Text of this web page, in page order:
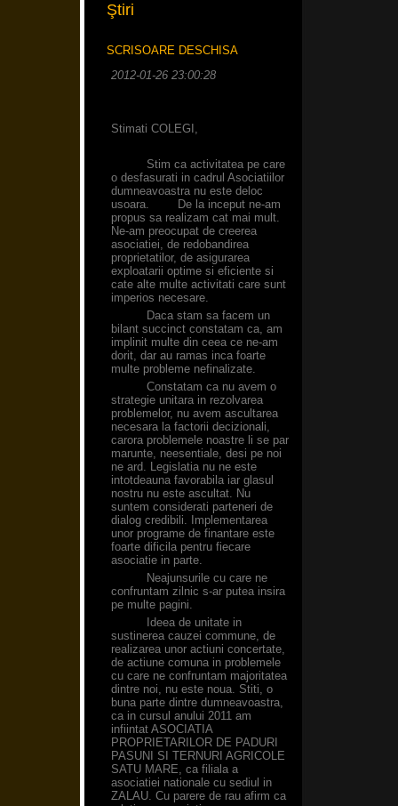
Ştiri
SCRISOARE DESCHISA
2012-01-26 23:00:28
Stimati COLEGI,
Stim ca activitatea pe care
o desfasurati in cadrul Asociatiilor
dumneavoastra nu este deloc
usoara. De la inceput ne-am
propus sa realizam cat mai mult.
Ne-am preocupat de creerea
asociatiei, de redobandirea
proprietatilor, de asigurarea
exploatarii optime si eficiente si
cate alte multe activitati care sunt
imperios necesare.
Daca stam sa facem un
bilant succinct constatam ca, am
implinit multe din ceea ce ne-am
dorit, dar au ramas inca foarte
multe probleme nefinalizate.
Constatam ca nu avem o
strategie unitara in rezolvarea
problemelor, nu avem ascultarea
necesara la factorii decizionali,
carora problemele noastre li se par
marunte, neesentiale, desi pe noi
ne ard. Legislatia nu ne este
intotdeauna favorabila iar glasul
nostru nu este ascultat. Nu
suntem considerati parteneri de
dialog credibili. Implementarea
unor programe de finantare este
foarte dificila pentru fiecare
asociatie in parte.
Neajunsurile cu care ne
confruntam zilnic s-ar putea insira
pe multe pagini.
Ideea de unitate in
sustinerea cauzei commune, de
realizarea unor actiuni concertate,
de actiune comuna in problemele
cu care ne confruntam majoritatea
dintre noi, nu este noua. Stiti, o
buna parte dintre dumneavoastra,
ca in cursul anului 2011 am
infiintat ASOCIATIA
PROPRIETARILOR DE PADURI
PASUNI SI TERNURI AGRICOLE
SATU MARE, ca filiala a
asociatiei nationale cu sediul in
ZALAU. Cu parere de rau afirm ca